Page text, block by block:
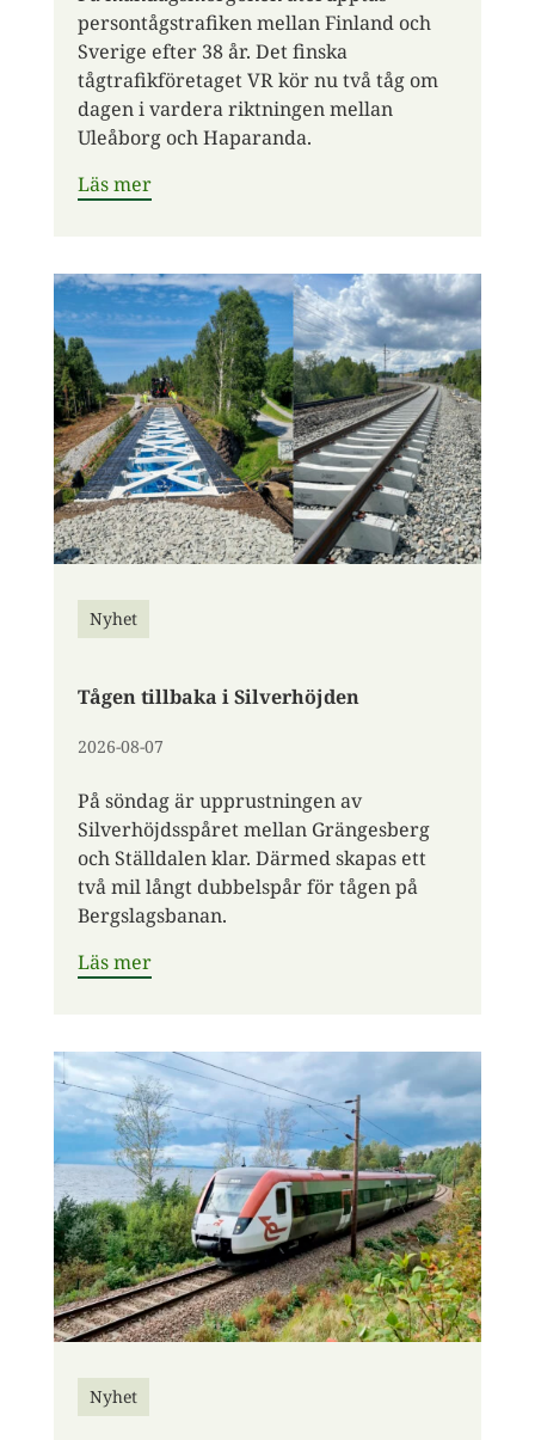
persontågstrafiken mellan Finland och
Sverige efter 38 år. Det finska
tågtrafikföretaget VR kör nu två tåg om
dagen i vardera riktningen mellan
Uleåborg och Haparanda.
Läs mer
Nyhet
Tågen tillbaka i Silverhöjden
2026-08-07
På söndag är upprustningen av
Silverhöjdsspåret mellan Grängesberg
och Ställdalen klar. Därmed skapas ett
två mil långt dubbelspår för tågen på
Bergslagsbanan.
Läs mer
Nyhet